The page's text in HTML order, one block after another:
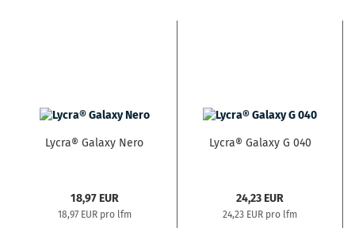
Lycra® Galaxy Nero
18,97 EUR
18,97 EUR pro lfm
Lycra® Galaxy G 040
24,23 EUR
24,23 EUR pro lfm